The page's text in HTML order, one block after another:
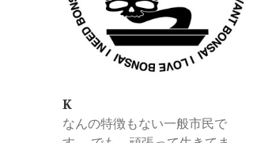
K
なんの特徴もない一般市民で